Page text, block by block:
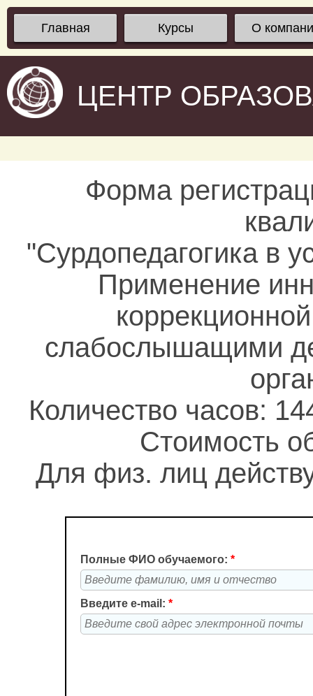
Главная Курсы О
ЦЕНТР
Форма
"Сурдопедагогика в
Применение
слабослышащими
Количество часов:
Стоимость
Для физ. лиц
Полные ФИО обучаемого: *
Введите e-mail: *